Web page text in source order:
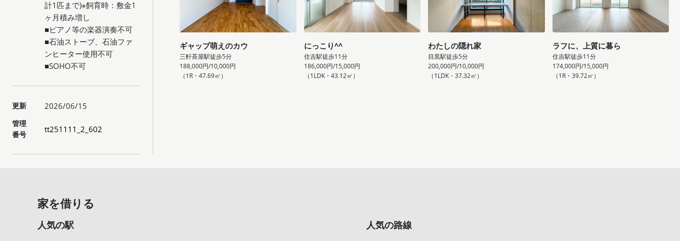
計1匹まで)※飼育時：敷金1
ヶ月積み増し
■ピアノ等の楽器演奏不可
■石油ストーブ、石油ファ
ンヒーター使用不可
■SOHO不可
更新 2026/06/15
管理
番号
tt251111_2_602
ギャップ萌えのカウ
三軒茶屋駅徒歩5分
188,000円/10,000円
（1R・47.69㎡）
にっこり^^
住吉駅徒歩11分
186,000円/15,000円
（1LDK・43.12㎡）
わたしの隠れ家
目黒駅徒歩5分
200,000円/10,000円
（1LDK・37.32㎡）
ラフに、上質に暮ら
住吉駅徒歩11分
174,000円/15,000円
（1R・39.72㎡）
家を借りる
人気の駅 人気の路線